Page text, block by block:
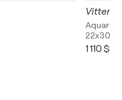
22x30in
1 110